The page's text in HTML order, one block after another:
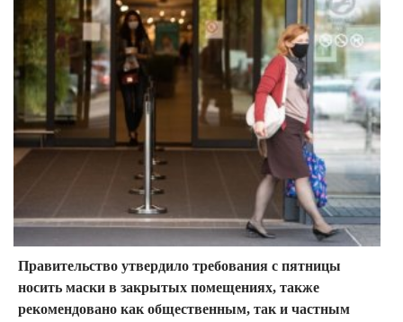
Правительство утвердило требования с пятницы
носить маски в закрытых помещениях, также
рекомендовано как общественным, так и частным